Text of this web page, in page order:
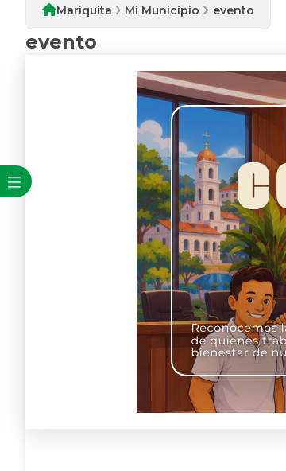
Mariquita Mi Municipio evento
evento